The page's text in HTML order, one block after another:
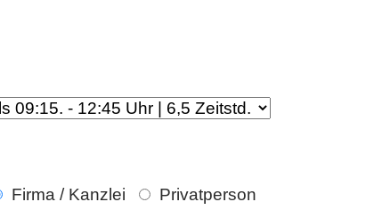
Firma / Kanzlei Privatperson